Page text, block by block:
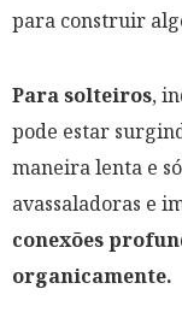
para construir
Para solteiros,
pode estar
maneira lenta e
avassaladoras e
conexões
organicamente.